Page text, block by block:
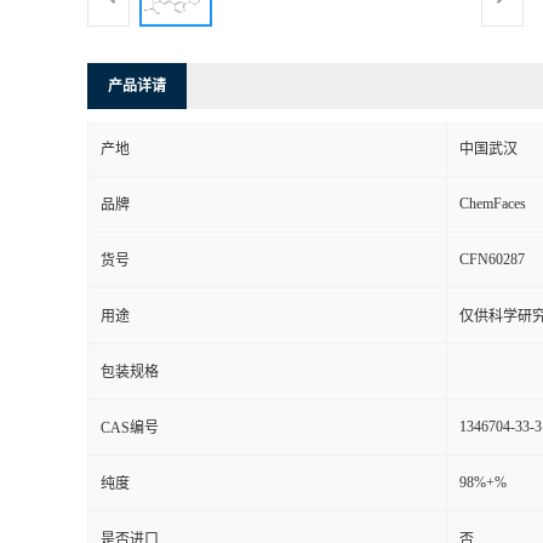
产品详请
产地 中国武汉
品牌 ChemFaces
货号 CFN60287
用途 仅供科学研
包装规格
CAS编号 1346704-33-3
纯度 98%+%
是否进口 否